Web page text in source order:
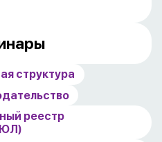
структура
реестр